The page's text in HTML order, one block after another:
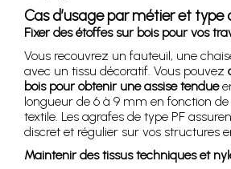
Cas d’usage par métier et type
Fixer des étoffes sur bois pour vos
Vous recouvrez un fauteuil, une
avec un tissu décoratif. Vous pouvez
bois pour obtenir une assise tendue
longueur de 6 à 9 mm en fonction de
textile. Les agrafes de type PF
discret et régulier sur vos structures
Maintenir des tissus techniques et